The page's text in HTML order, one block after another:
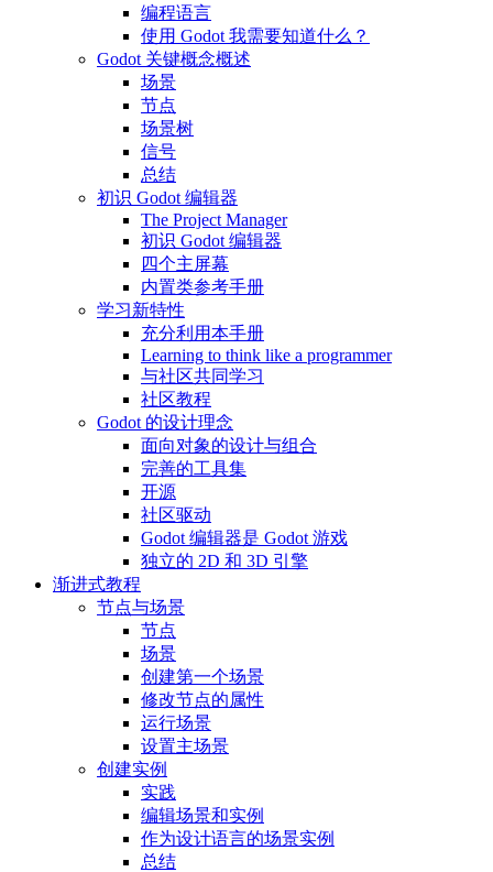
编程语言
使用 Godot 我需要知道什么？
Godot 关键概念概述
场景
节点
场景树
信号
总结
初识 Godot 编辑器
The Project Manager
初识 Godot 编辑器
四个主屏幕
内置类参考手册
学习新特性
充分利用本手册
Learning to think like a programmer
与社区共同学习
社区教程
Godot 的设计理念
面向对象的设计与组合
完善的工具集
开源
社区驱动
Godot 编辑器是 Godot 游戏
独立的 2D 和 3D 引擎
渐进式教程
节点与场景
节点
场景
创建第一个场景
修改节点的属性
运行场景
设置主场景
创建实例
实践
编辑场景和实例
作为设计语言的场景实例
总结